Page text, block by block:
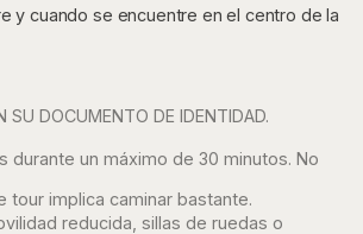
y cuando se encuentre en el centro de la
SU DOCUMENTO DE IDENTIDAD.
durante un máximo de 30 minutos. No
implica caminar bastante.
reducida, sillas de ruedas o